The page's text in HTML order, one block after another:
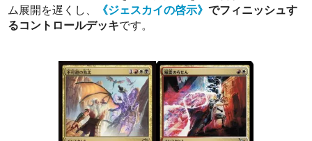
ム展開を遅くし、
《ジェスカイの啓示》でフィニッシュす
るコントロールデッキです。